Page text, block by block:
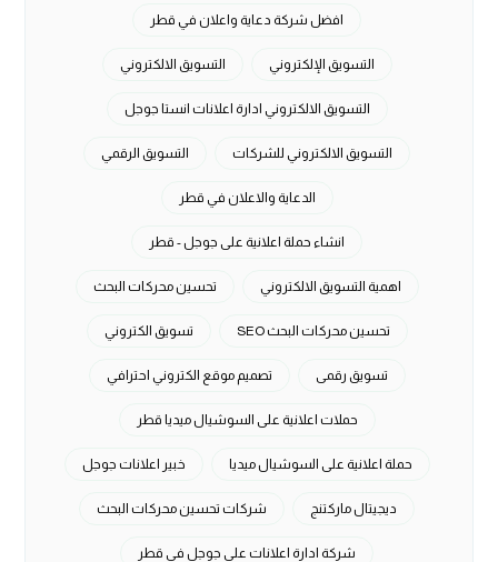
افضل شركة دعاية واعلان في قطر
التسويق الإلكتروني التسويق الالكتروني
التسويق الالكتروني ادارة اعلانات انستا جوجل
التسويق الالكتروني للشركات التسويق الرقمي
الدعاية والاعلان في قطر
انشاء حملة اعلانية على جوجل - قطر
اهمية التسويق الالكتروني تحسين محركات البحث
تحسين محركات البحث SEO تسويق الكتروني
تسويق رقمى تصميم موقع الكتروني احترافي
حملات اعلانية على السوشيال ميديا قطر
حملة اعلانية على السوشيال ميديا خبير اعلانات جوجل
ديجيتال ماركتنج شركات تحسين محركات البحث
شركة ادارة اعلانات على جوجل في قطر